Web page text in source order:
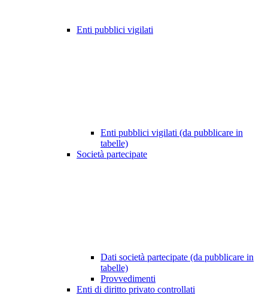
Enti pubblici vigilati
Enti pubblici vigilati (da pubblicare in
tabelle)
Società partecipate
Dati società partecipate (da pubblicare in
tabelle)
Provvedimenti
Enti di diritto privato controllati